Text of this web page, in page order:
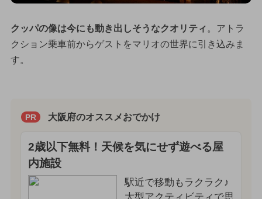
クッパの像は今にも動き出しそうなクオリティ 。アトラ
クション乗車前からゲストをマリオの世界に引き込みま
す。
PR 大阪府のオススメおでかけ
2歳以下無料！天候を気にせず遊べる屋
内施設
駅近で移動もラクラク♪